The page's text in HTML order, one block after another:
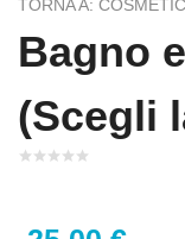
TORNA A:
Bagno
(Scegli